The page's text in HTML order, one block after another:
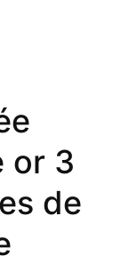
or 3
de